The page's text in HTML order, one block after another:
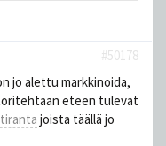
#50178
jo alettu markkinoida,
eteen tulevat
joista täällä jo